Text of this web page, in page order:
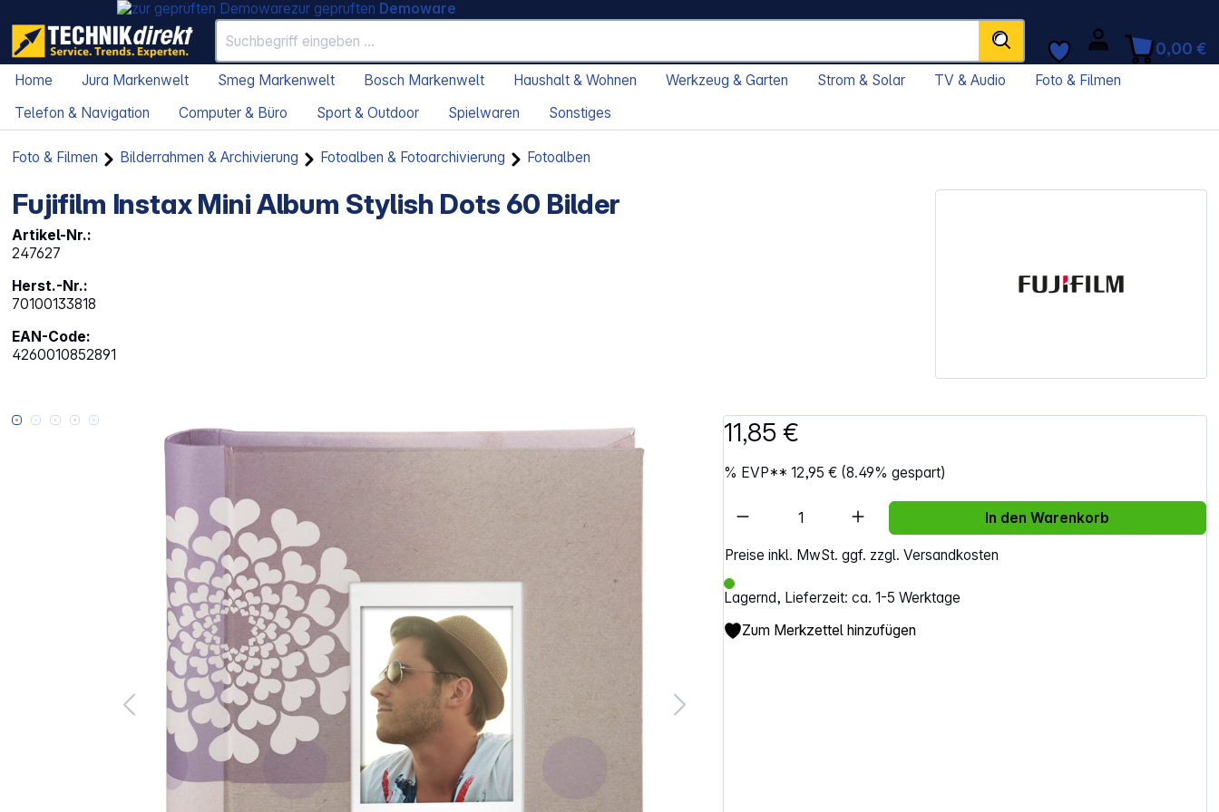
zur geprüften Demoware
0,00 €
Home Jura Markenwelt Smeg Markenwelt Bosch Markenwelt Haushalt & Wohnen Werkzeug & Garten Strom & Solar TV & Audio
Foto & Filmen
Telefon & Navigation
Computer & Büro Sport & Outdoor Spielwaren Sonstiges
Foto & Filmen Bilderrahmen & Archivierung Fotoalben & Fotoarchivierung Fotoalben
Fujifilm Instax Mini Album Stylish Dots 60 Bilder
Artikel-Nr.:
247627
Herst.-Nr.:
70100133818
EAN-Code:
4260010852891
Bildergalerie überspringen 11,85 €
% EVP**12,95 € (8.49% gespart)
Preise inkl. MwSt. ggf. zzgl. Versandkosten
Lagernd, Lieferzeit: ca. 1-5 Werktage
Artikel Anzahl: Gib den gewünschten Wert ein
In den Warenkorb
Zum Merkzettel hinzufügen